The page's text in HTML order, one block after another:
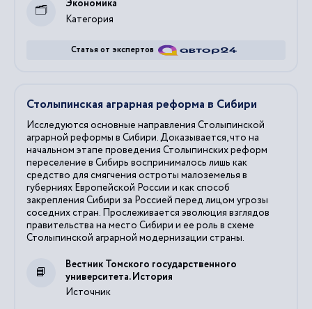
Категория
Экономика
Статья от экспертов
Столыпинская аграрная реформа в Сибири
Исследуются основные направления Столыпинской
аграрной реформы в Сибири. Доказывается, что на
начальном этапе проведения Столыпинских реформ
переселение в Сибирь воспринималось лишь как
средство для смягчения остроты малоземелья в
губерниях Европейской России и как способ
закрепления Сибири за Россией перед лицом угрозы
соседних стран. Прослеживается эволюция взглядов
правительства на место Сибири и ее роль в схеме
Столыпинской аграрной модернизации страны.
Источник
Вестник Томского государственного
университета. История